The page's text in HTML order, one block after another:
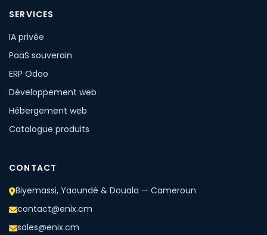
SERVICES
IA privée
PaaS souverain
ERP Odoo
Développement web
Hébergement web
Catalogue produits
CONTACT
Biyemassi, Yaoundé & Douala — Cameroun
contact@enix.cm
sales@enix.cm